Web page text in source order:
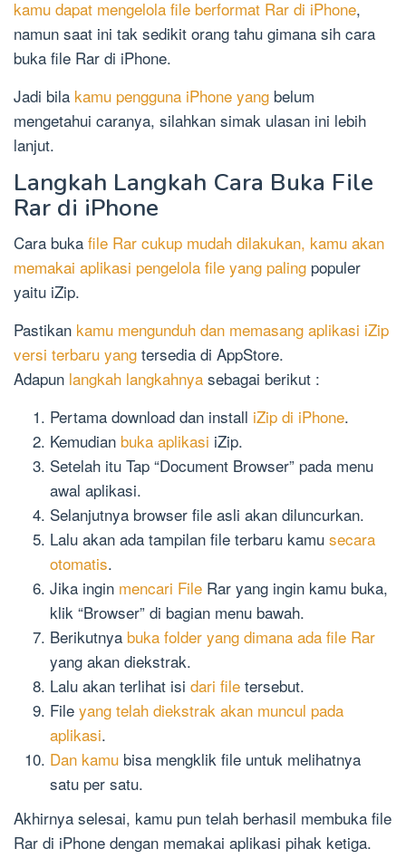
kamu dapat mengelola file berformat Rar di iPhone,
namun saat ini tak sedikit orang tahu gimana sih cara
buka file Rar di iPhone.
Jadi bila kamu pengguna iPhone yang belum
mengetahui caranya, silahkan simak ulasan ini lebih
lanjut.
Langkah Langkah Cara Buka File
Rar di iPhone
Cara buka file Rar cukup mudah dilakukan, kamu akan
memakai aplikasi pengelola file yang paling populer
yaitu iZip.
Pastikan kamu mengunduh dan memasang aplikasi iZip
versi terbaru yang tersedia di AppStore.
Adapun langkah langkahnya sebagai berikut :
Pertama download dan install iZip di iPhone.
Kemudian buka aplikasi iZip.
Setelah itu Tap “Document Browser” pada menu
awal aplikasi.
Selanjutnya browser file asli akan diluncurkan.
Lalu akan ada tampilan file terbaru kamu secara
otomatis.
Jika ingin mencari File Rar yang ingin kamu buka,
klik “Browser” di bagian menu bawah.
Berikutnya buka folder yang dimana ada file Rar
yang akan diekstrak.
Lalu akan terlihat isi dari file tersebut.
File yang telah diekstrak akan muncul pada
aplikasi.
Dan kamu bisa mengklik file untuk melihatnya
satu per satu.
Akhirnya selesai, kamu pun telah berhasil membuka file
Rar di iPhone dengan memakai aplikasi pihak ketiga.